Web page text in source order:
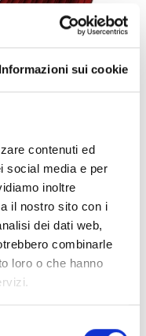
Informazioni sui cookie
contenuti ed
social media e per
inoltre
il nostro sito con i
dei dati web,
combinarle
loro o che hanno
M12 210
devi